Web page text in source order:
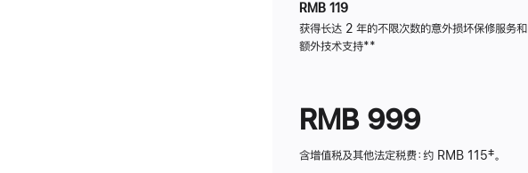
RMB 119
获得长达 2 年的不限次数的意外损坏保修服务和
额外技术支持脚
**
RMB 999
含增值税及其他法定税费：约 RMB 115‡。